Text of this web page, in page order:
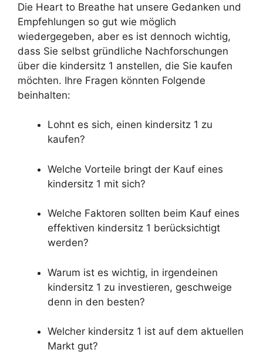
Die Heart to Breathe hat unsere Gedanken und
Empfehlungen so gut wie möglich
wiedergegeben, aber es ist dennoch wichtig,
dass Sie selbst gründliche Nachforschungen
über die kindersitz 1 anstellen, die Sie kaufen
möchten. Ihre Fragen könnten Folgende
beinhalten:
Lohnt es sich, einen kindersitz 1 zu
kaufen?
Welche Vorteile bringt der Kauf eines
kindersitz 1 mit sich?
Welche Faktoren sollten beim Kauf eines
effektiven kindersitz 1 berücksichtigt
werden?
Warum ist es wichtig, in irgendeinen
kindersitz 1 zu investieren, geschweige
denn in den besten?
Welcher kindersitz 1 ist auf dem aktuellen
Markt gut?